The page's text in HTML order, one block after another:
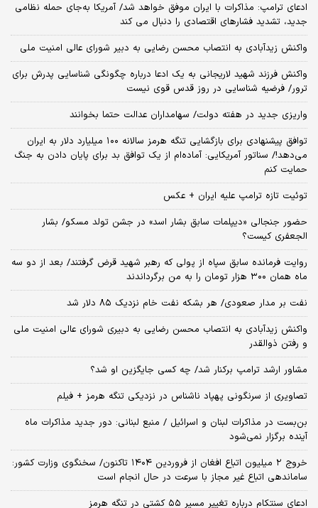
ادعای ترامپ: مذاکرات با ایران موفق خواهد شد/ آمریکا به‌جای حمله نظامی
جدید، تشدید فشارهای اقتصادی را دنبال می کند
واکنش زیدآبادی به انتصاب محسن رضایی به دبیر شورای عالی امنیت ملی
واکنش فرزند شهید لاریجانی به یک ادعا درباره چگونگی شناسایی پدرش برای
ترور/ فرضیه شناسایی در روز قدس قوی نیست
واریزی جدید در هفته دولت/ سهامداران عدالت حتما بخوانند
توافق پیشنهادی برای بازگشایی تنگه هرمز سالانه ۱۰۰ میلیارد دلار به ایران
می‌دهد!/ سناتور آمریکایی: آماده‌ام از یک توافق بد برای پایان دادن به جنگ
حمایت کنم
توئیت تازه ترامپ علیه ایران + عکس
حضور جنجالی «دیپلمات سابق بشار اسد» در جشن تولد مسکو/ بشار
الجعفری کیست؟
روایت فرمانده سابق سپاه از پولی که رهبر شهید قرض گرفتند/ بعد از دو سه
ماه همان ۳۰۰ هزار تومان را به من برگرداندند
نفت بر مدار صعودی/ هر بشکه نفت خام نزدیک ۸۵ دلار شد
واکنش زیدآبادی به انتصاب محسن رضایی به دبیری شورای عالی امنیت ملی
و رفتن ذوالقدر
مشاور ارشد ترامپ برکنار شد/ چه کسی جایگزین او شد؟
تصاویری از سرنگونی پهپاد ناشناس در نزدیکی تنگه هرمز + فیلم
بن‌بست در مذاکرات لبنان و اسرائیل / منبع لبنانی: دور جدید مذاکرات ماه
آینده برگزار نمی‌شود
خروج ۲ میلیون اتباع افغان از فروردین ۱۴۰۴ تاکنون/ سخنگوی وزارت کشور:
ساماندهی اتباع غیر مجاز با سرعت در حال انجام است
ادعای سنتکام درباره تغییر مسیر ۵۵ کشتی در تنگه هرمز